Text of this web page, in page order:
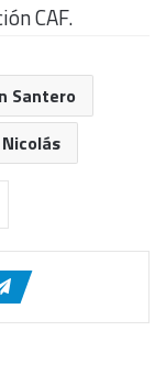
CAF.
Santero